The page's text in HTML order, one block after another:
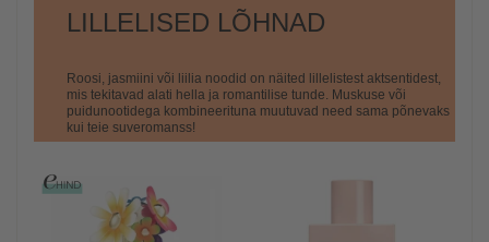
LILLELISED LÕHNAD
Roosi, jasmiini või liilia noodid on näited lillelistest aktsentidest,
mis tekitavad alati hella ja romantilise tunde. Muskuse või
puidunootidega kombineerituna muutuvad need sama põnevaks
kui teie suveromanss!